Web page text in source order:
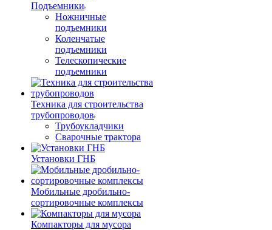
Подъемники
Ножничные
подъемники
Коленчатые
подъемники
Телескопические
подъемники
Техника для строительства
трубопроводов
Трубоукладчики
Сварочные трактора
Установки ГНБ
Мобильные дробильно-
сортировочные комплексы
Компакторы для мусора